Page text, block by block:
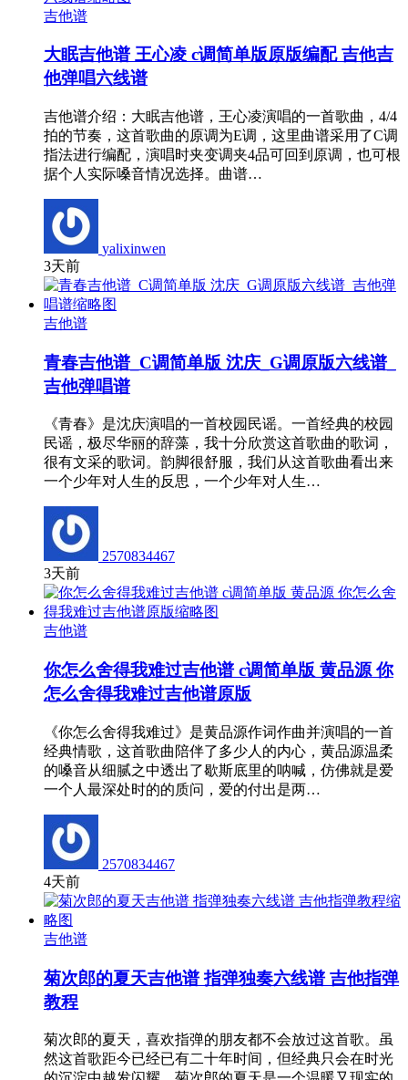
吉他谱
大眠吉他谱 王心凌 c调简单版原版编配 吉他吉
他弹唱六线谱
吉他谱介绍：大眠吉他谱，王心凌演唱的一首歌曲，4/4
拍的节奏，这首歌曲的原调为E调，这里曲谱采用了C调
指法进行编配，演唱时夹变调夹4品可回到原调，也可根
据个人实际嗓音情况选择。曲谱…
yalixinwen
3天前
吉他谱
青春吉他谱_C调简单版 沈庆_G调原版六线谱_
吉他弹唱谱
《青春》是沈庆演唱的一首校园民谣。一首经典的校园
民谣，极尽华丽的辞藻，我十分欣赏这首歌曲的歌词，
很有文采的歌词。韵脚很舒服，我们从这首歌曲看出来
一个少年对人生的反思，一个少年对人生…
2570834467
3天前
吉他谱
你怎么舍得我难过吉他谱 c调简单版 黄品源 你
怎么舍得我难过吉他谱原版
《你怎么舍得我难过》是黄品源作词作曲并演唱的一首
经典情歌，这首歌曲陪伴了多少人的内心，黄品源温柔
的嗓音从细腻之中透出了歇斯底里的呐喊，仿佛就是爱
一个人最深处时的的质问，爱的付出是两…
2570834467
4天前
吉他谱
菊次郎的夏天吉他谱 指弹独奏六线谱 吉他指弹
教程
菊次郎的夏天，喜欢指弹的朋友都不会放过这首歌。虽
然这首歌距今已经已有二十年时间，但经典只会在时光